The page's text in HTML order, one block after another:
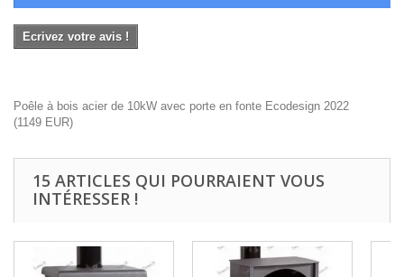
Ecrivez votre avis !
Poêle à bois acier de 10kW avec porte en fonte Ecodesign 2022
(1149 EUR)
15 ARTICLES QUI POURRAIENT VOUS
INTÉRESSER !